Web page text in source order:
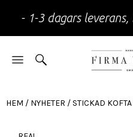
- 1-3 dagars
HEM / NYHETER / STICKAD